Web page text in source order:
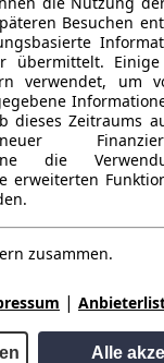
Besuchen
übermittelt. Einige
verwendet, um
dieses Zeitraums
die
erweiterten
zusammen.
|
Alle